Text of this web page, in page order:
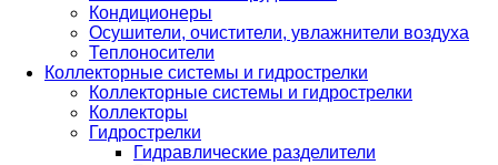
Кондиционеры
Осушители, очистители, увлажнители воздуха
Теплоносители
Коллекторные системы и гидрострелки
Коллекторные системы и гидрострелки
Коллекторы
Гидрострелки
Гидравлические разделители